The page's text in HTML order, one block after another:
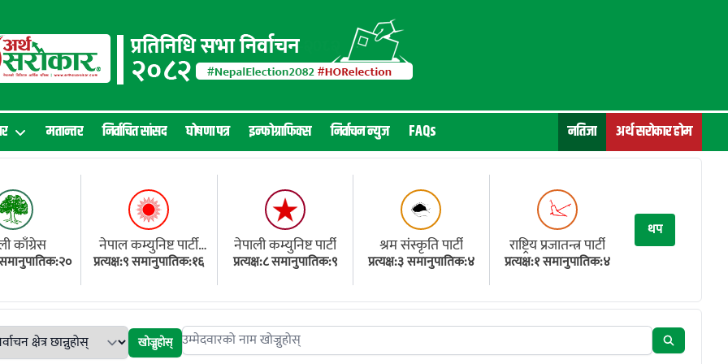
नतिजा अर्थ सरोकार होम
मतान्तर निर्वाचित सांसद घोषणा पत्र इन्फोग्राफिक्स निर्वाचन न्युज FAQs
काँग्रेस
समानुपातिक:२०
नेपाल कम्युनिष्ट पार्टी
(एमाले)
प्रत्यक्ष:९ समानुपातिक:१६
नेपाली कम्युनिष्ट पार्टी
प्रत्यक्ष:८ समानुपातिक:९
श्रम संस्कृति पार्टी
प्रत्यक्ष:३ समानुपातिक:४
राष्ट्रिय प्रजातन्त्र पार्टी
प्रत्यक्ष:१ समानुपातिक:४
थप
खोज्नुहोस् Search candidates